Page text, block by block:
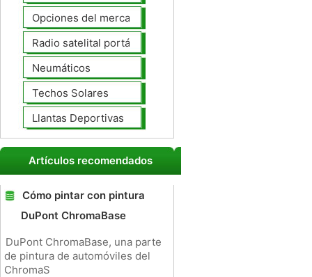
Opciones del mercado de accesorios del interior
Radio satelital portátil
Neumáticos
Techos Solares
Llantas Deportivas
Artículos recomendados
Cómo pintar con pintura
DuPont ChromaBase
DuPont ChromaBase, una parte
de pintura de automóviles del
ChromaS